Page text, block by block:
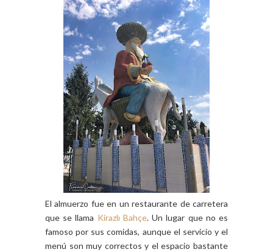
El almuerzo fue en un restaurante de carretera
que se llama Kirazlı Bahçe. Un lugar que no es
famoso por sus comidas, aunque el servicio y el
menú son muy correctos y el espacio bastante